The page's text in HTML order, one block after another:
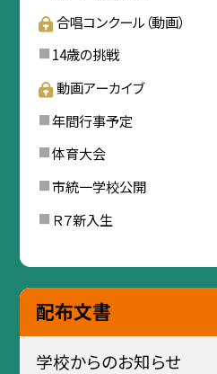
合唱コンクール（動画）
14歳の挑戦
動画アーカイブ
年間行事予定
体育大会
市統一学校公開
Ｒ７新入生
配布文書
学校からのお知らせ